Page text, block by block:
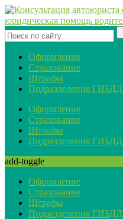
Оформление
Страхование
Штрафы
Подразделения ГИБДД
Оформление
Страхование
Штрафы
Подразделения ГИБДД
add-toggle
Оформление
Страхование
Штрафы
Подразделения ГИБДД